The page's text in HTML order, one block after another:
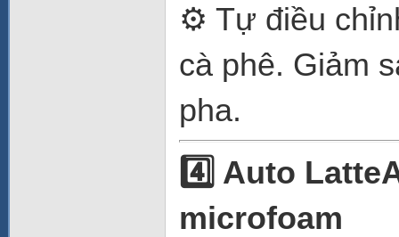
⚙️ Tự điều
cà phê. Giảm
pha.
4️⃣ Auto
microfoam